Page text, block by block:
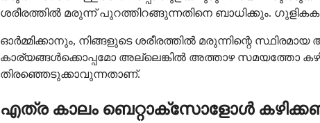
ശരീരത്തിൽ മരുന്ന് പുറത്തിറങ്ങുന്നതിനെ ബാധിക്കും.
ഓർമ്മിക്കാനും, നിങ്ങളുടെ ശരീരത്തിൽ മരുന്നിന്റെ
കാര്യങ്ങൾക്കൊപ്പമോ അല്ലെങ്കിൽ അത്താഴ
തിരഞ്ഞെടുക്കാവുന്നതാണ്.
എത്ര കാലം ബെറ്റാക്സോളോൾ